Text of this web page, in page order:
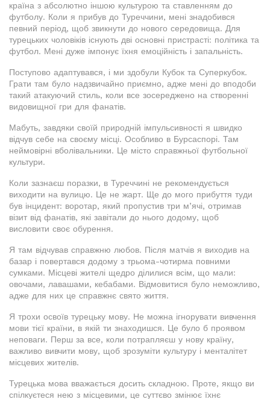
країна з абсолютно іншою культурою та ставленням до
футболу. Коли я прибув до Туреччини, мені знадобився
певний період, щоб звикнути до нового середовища. Для
турецьких чоловіків існують дві основні пристрасті: політика та
футбол. Мені дуже імпонує їхня емоційність і запальність.
Поступово адаптувався, і ми здобули Кубок та Суперкубок.
Грати там було надзвичайно приємно, адже мені до вподоби
такий атакуючий стиль, коли все зосереджено на створенні
видовищної гри для фанатів.
Мабуть, завдяки своїй природній імпульсивності я швидко
відчув себе на своєму місці. Особливо в Бурсаспорі. Там
неймовірні вболівальники. Це місто справжньої футбольної
культури.
Коли зазнаєш поразки, в Туреччині не рекомендується
виходити на вулицю. Це не жарт. Ще до мого прибуття туди
був інцидент: воротар, який пропустив три м’ячі, отримав
візит від фанатів, які завітали до нього додому, щоб
висловити своє обурення.
Я там відчував справжню любов. Після матчів я виходив на
базар і повертався додому з трьома-чотирма повними
сумками. Місцеві жителі щедро ділилися всім, що мали:
овочами, лавашами, кебабами. Відмовитися було неможливо,
адже для них це справжнє свято життя.
Я трохи освоїв турецьку мову. Не можна ігнорувати вивчення
мови тієї країни, в якій ти знаходишся. Це було б проявом
неповаги. Перш за все, коли потрапляєш у нову країну,
важливо вивчити мову, щоб зрозуміти культуру і менталітет
місцевих жителів.
Турецька мова вважається досить складною. Проте, якщо ви
спілкуєтеся нею з місцевими, це суттєво змінює їхнє